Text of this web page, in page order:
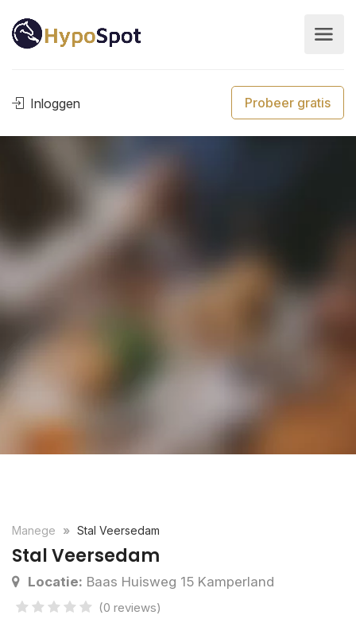
Inloggen Probeer gratis
Manege Stal Veersedam
Stal Veersedam
Locatie: Baas Huisweg 15 Kamperland
(0 reviews)